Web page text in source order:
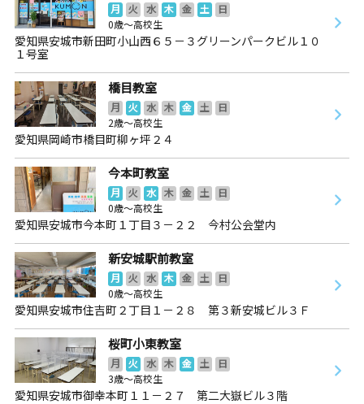
月 火 水 木 金 土
日
0歳～高校生
愛知県安城市新田町小山西６５－３グリーンパークビル１０
１号室
橋目教室
月 火 水 木 金 土
日
2歳～高校生
愛知県岡崎市橋目町柳ヶ坪２４
今本町教室
月 火 水 木 金 土
日
0歳～高校生
愛知県安城市今本町１丁目３－２２ 今村公会堂内
新安城駅前教室
月 火 水 木 金 土
日
0歳～高校生
愛知県安城市住吉町２丁目１－２８ 第３新安城ビル３Ｆ
桜町小東教室
月 火 水 木 金 土
日
3歳～高校生
愛知県安城市御幸本町１１－２７ 第二大嶽ビル３階